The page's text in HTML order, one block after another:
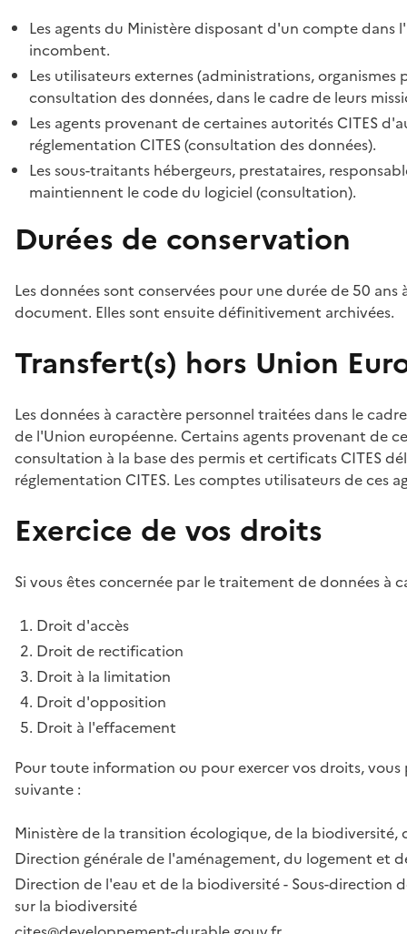
Les agents du Ministère disposant d'un compte
incombent.
Les utilisateurs externes (administrations,
consultation des données, dans le cadre de leurs
Les agents provenant de certaines autorités CITES
réglementation CITES (consultation des données).
Les sous-traitants hébergeurs, prestataires,
maintiennent le code du logiciel (consultation).
Durées de conservation
Les données sont conservées pour une durée de 50
document. Elles sont ensuite définitivement archivées.
Transfert(s) hors Union
Les données à caractère personnel traitées dans le
de l'Union européenne. Certains agents provenant de
consultation à la base des permis et certificats CITES
réglementation CITES. Les comptes utilisateurs de ces
Exercice de vos droits
Si vous êtes concernée par le traitement de données à
Droit d'accès
Droit de rectification
Droit à la limitation
Droit d'opposition
Droit à l'effacement
Pour toute information ou pour exercer vos droits,
suivante :
Ministère de la transition écologique, de la biodiversité,
Direction générale de l'aménagement, du logement et
Direction de l'eau et de la biodiversité - Sous-direction
sur la biodiversité